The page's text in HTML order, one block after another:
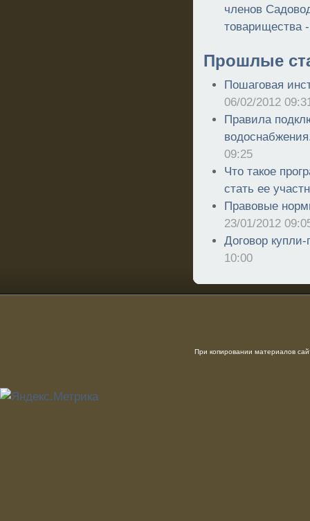
членов
товарищества
Прошлые
Пошаговая
06/02/2012
Правила
09:25
Что такое
стать ее
Правовые
23/01/2012
Договор
10:00
При копировании материалов